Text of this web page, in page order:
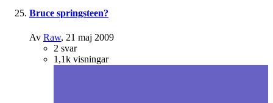
Bruce springsteen?
Av Raw, 21 maj 2009
2 svar
1,1k visningar